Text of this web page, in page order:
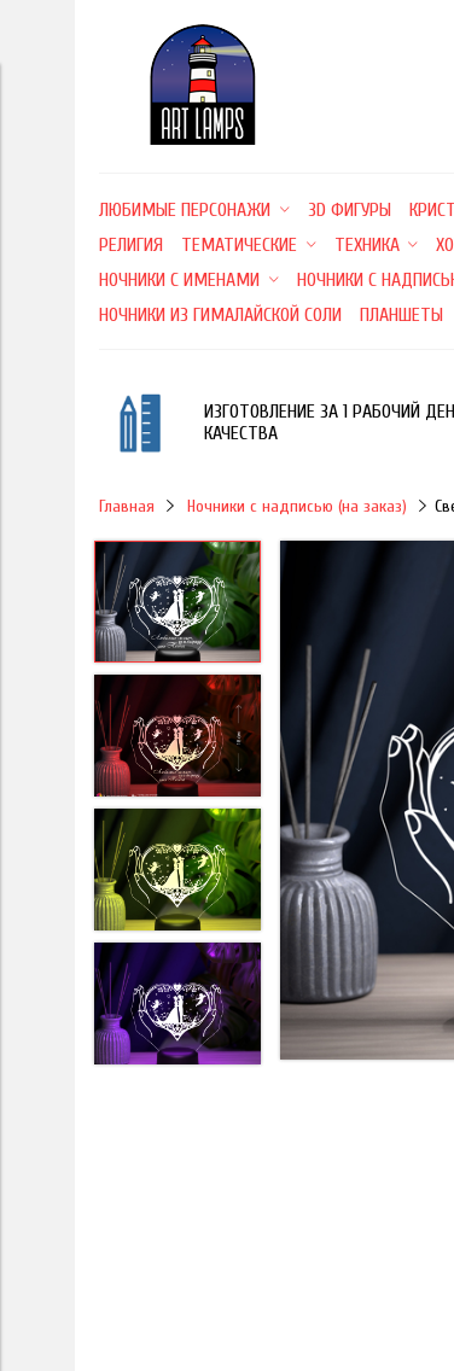
ЛЮБИМЫЕ ПЕРСОНАЖИ 3D ФИГУРЫ
РЕЛИГИЯ
ТЕМАТИЧЕСКИЕ ТЕХНИКА
НОЧНИКИ С ИМЕНАМИ
НОЧНИКИ С
НОЧНИКИ ИЗ ГИМАЛАЙСКОЙ СОЛИ
ПЛАНШЕТЫ
ИЗГОТОВЛЕНИЕ ЗА 1 РАБОЧИЙ
КАЧЕСТВА
Главная Ночники с надписью (на заказ)